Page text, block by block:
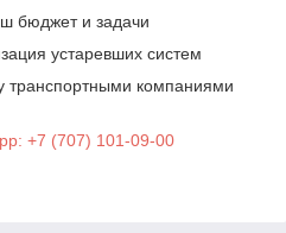
бюджет и задачи
устаревших систем
транспортными компаниями
+7 (707) 101-09-00